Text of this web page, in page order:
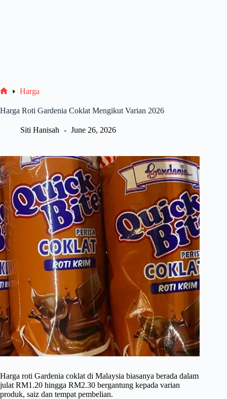
Harga
Harga Roti Gardenia Coklat Mengikut Varian 2026
Siti Hanisah June 26, 2026
Harga roti Gardenia coklat di Malaysia biasanya berada dalam
julat RM1.20 hingga RM2.30 bergantung kepada varian
produk, saiz dan tempat pembelian.